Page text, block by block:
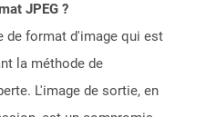
JPEG ?
de format d'image qui est
la méthode de
L'image de sortie, en